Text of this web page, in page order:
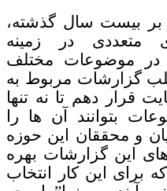
بر بیست سال گذشته،
متعددی در زمینه
در موضوعات مختلف
گزارشات مربوط به
قرار دهم تا نه تنها
بتوانند آن ها را
و محققان این حوزه
این گزارشات بهره
برای این کار انتخاب